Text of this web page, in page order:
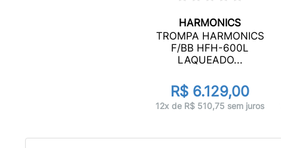
HARMONICS
TROMPA HARMONICS
F/BB HFH-600L
LAQUEADO...
R$ 6.129,00
12x de R$ 510,75 sem juros